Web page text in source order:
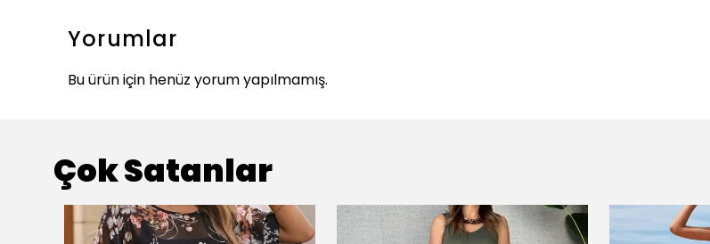
Yorumlar
Bu ürün için henüz yorum yapılmamış.
Çok Satanlar